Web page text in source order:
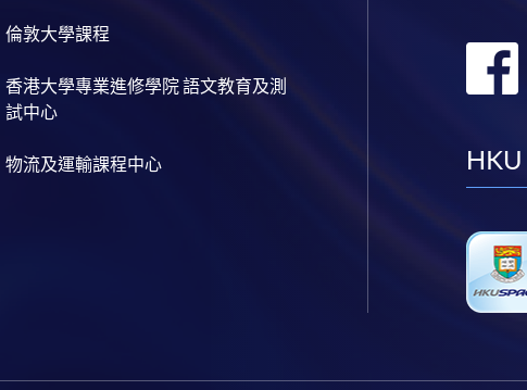
倫敦大學課程
香港大學專業進修學院 語文教育及測
試中心
物流及運輸課程中心 HKU